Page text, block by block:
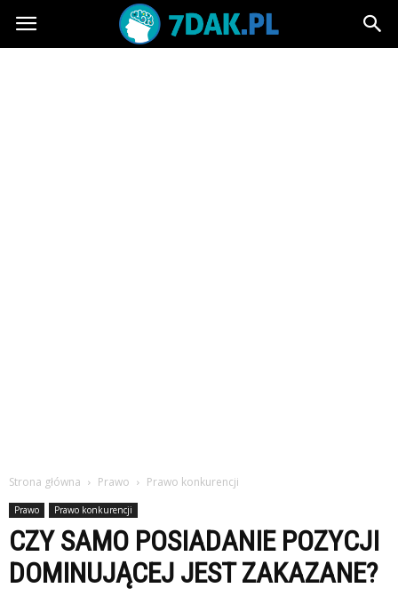
7dak.pl
Strona główna Prawo Prawo konkurencji
Prawo Prawo konkurencji
CZY SAMO POSIADANIE POZYCJI
DOMINUJĄCEJ JEST ZAKAZANE?